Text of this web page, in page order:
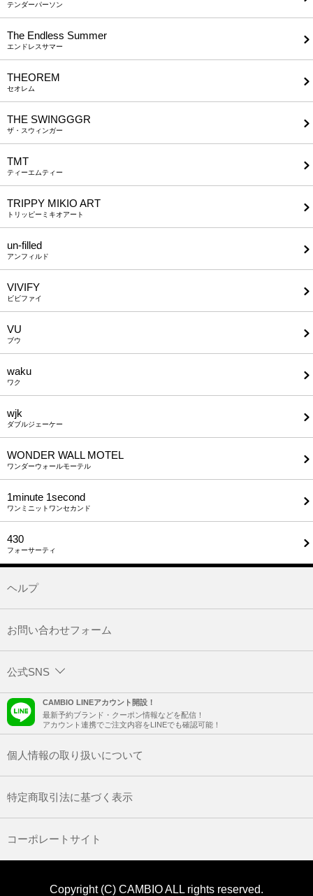
テンダーパーソン
The Endless Summer
エンドレスサマー
THEOREM
セオレム
THE SWINGGGR
ザ・スウィンガー
TMT
ティーエムティー
TRIPPY MIKIO ART
トリッピーミキオアート
un-filled
アンフィルド
VIVIFY
ビビファイ
VU
ブウ
waku
ワク
wjk
ダブルジェーケー
WONDER WALL MOTEL
ワンダーウォールモーテル
1minute​ 1second
ワンミニットワンセカンド
430
フォーサーティ
ヘルプ
お問い合わせフォーム
公式SNS
CAMBIO LINEアカウント開設！
最新予約ブランド・クーポン情報などを配信！
アカウント連携でご注文内容をLINEでも確認可能！
個人情報の取り扱いについて
特定商取引法に基づく表示
コーポレートサイト
Copyright (C) CAMBIO ALL rights reserved.